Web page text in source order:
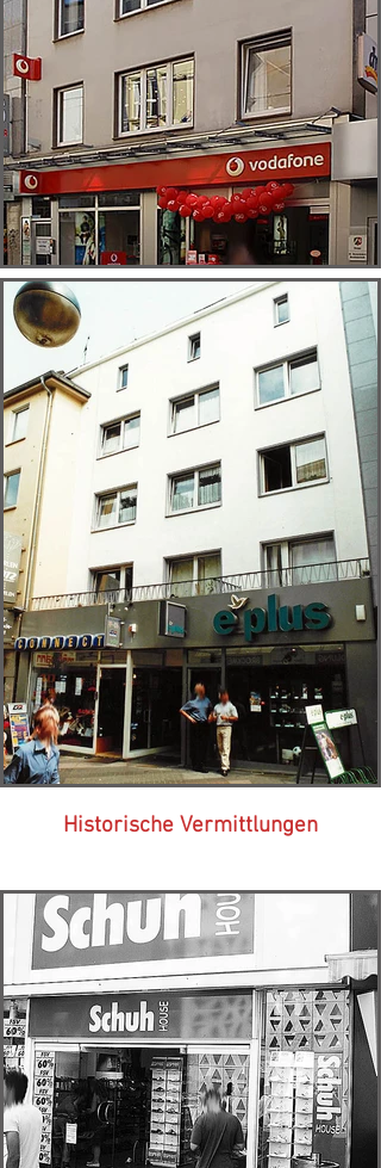
Historische Vermittlungen